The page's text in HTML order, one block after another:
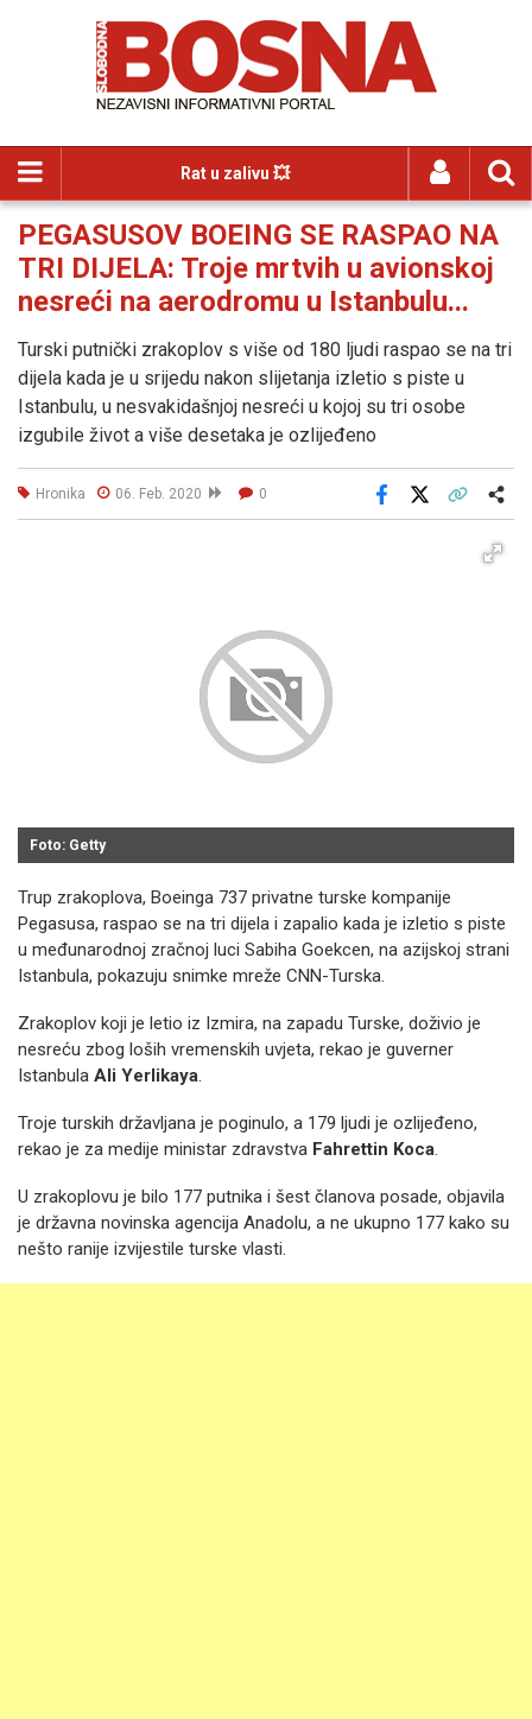
Rat u zalivu 💥
PEGASUSOV BOEING SE RASPAO NA
TRI DIJELA: Troje mrtvih u avionskoj
nesreći na aerodromu u Istanbulu...
Turski putnički zrakoplov s više od 180 ljudi raspao se na tri
dijela kada je u srijedu nakon slijetanja izletio s piste u
Istanbulu, u nesvakidašnjoj nesreći u kojoj su tri osobe
izgubile život a više desetaka je ozlijeđeno
Hronika 06. Feb. 2020 0
Facebook
Foto: Getty
Trup zrakoplova, Boeinga 737 privatne turske kompanije
Pegasusa, raspao se na tri dijela i zapalio kada je izletio s piste
u međunarodnoj zračnoj luci Sabiha Goekcen, na azijskoj strani
Istanbula, pokazuju snimke mreže CNN-Turska.
Zrakoplov koji je letio iz Izmira, na zapadu Turske, doživio je
nesreću zbog loših vremenskih uvjeta, rekao je guverner
Istanbula Ali Yerlikaya.
Troje turskih državljana je poginulo, a 179 ljudi je ozlijeđeno,
rekao je za medije ministar zdravstva Fahrettin Koca.
U zrakoplovu je bilo 177 putnika i šest članova posade, objavila
je državna novinska agencija Anadolu, a ne ukupno 177 kako su
nešto ranije izvijestile turske vlasti.